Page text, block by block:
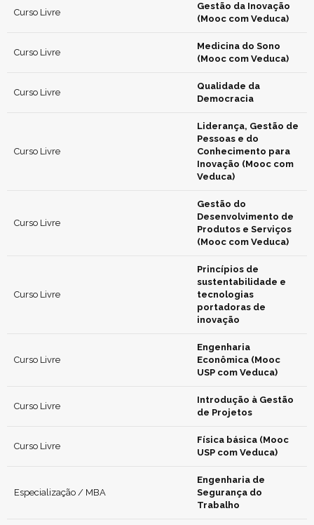
Curso Livre
Gestão da Inovação
(Mooc com Veduca)
Curso Livre
Medicina do Sono
(Mooc com Veduca)
Curso Livre
Qualidade da
Democracia
Curso Livre
Liderança, Gestão de
Pessoas e do
Conhecimento para
Inovação (Mooc com
Veduca)
Curso Livre
Gestão do
Desenvolvimento de
Produtos e Serviços
(Mooc com Veduca)
Curso Livre
Princípios de
sustentabilidade e
tecnologias
portadoras de
inovação
Curso Livre
Engenharia
Econômica (Mooc
USP com Veduca)
Curso Livre
Introdução à Gestão
de Projetos
Curso Livre
Física básica (Mooc
USP com Veduca)
Especialização / MBA
Engenharia de
Segurança do
Trabalho